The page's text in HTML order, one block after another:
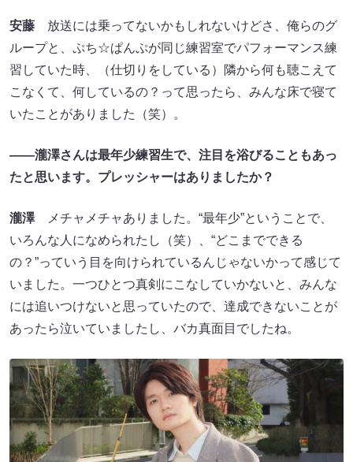
安藤 放送には乗ってないかもしれないけどさ、俺らのグ
ループと、ぷち☆ぱんぷが同じ練習室でパフォーマンス練
習していた時、（仕切りをしている）隣から何も聴こえて
こなくて、何しているの？って思ったら、みんな床で寝て
いたことがありました（笑）。
――瀧澤さんは最年少練習生で、注目を浴びることもあっ
たと思います。プレッシャーはありましたか？
瀧澤メチャメチャありました。“最年少”ということで、
いろんな人になめられたし（笑）、“どこまでできる
の？”っていう目を向けられているんじゃないかって感じて
いました。一つひとつ真剣にこなしていかないと、みんな
には追いつけないと思っていたので、達成できないことが
あったら泣いていましたし、バカ真面目でしたね。